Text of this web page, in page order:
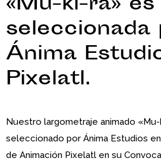
seleccionada
Ánima
Pixelatl.
Nuestro largometraje animado «Mu-
seleccionado por Ánima Estudios
de Animación Pixelatl en su